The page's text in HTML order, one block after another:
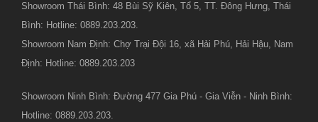
Showroom Thái Bình: 48 Bùi Sỹ Kiên, Tổ 5, TT. Đông Hưng, Thái
Bình: Hotline: 0889.203.203.
Showroom Nam Định: Chợ Trại Đội 16, xã Hải Phú, Hải Hậu, Nam
Định: Hotline: 0889.203.203
Showroom Ninh Bình: Đường 477 Gia Phú - Gia Viễn - Ninh Bình:
Hotline: 0889.203.203.